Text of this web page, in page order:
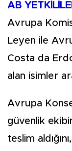
AB
Avrupa
Leyen ile
Costa da
alan isimler
Avrupa
güvenlik
teslim